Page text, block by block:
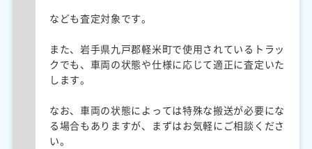
なども査定対象です。
また、岩手県九戸郡軽米町で使用されているトラッ
クでも、車両の状態や仕様に応じて適正に査定いた
します。
なお、車両の状態によっては特殊な搬送が必要にな
る場合もありますが、まずはお気軽にご相談くださ
い。